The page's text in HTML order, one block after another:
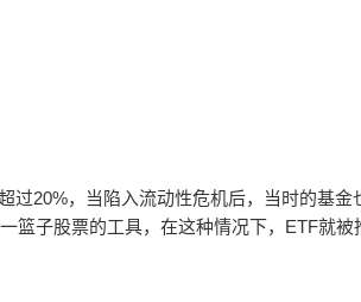
过20%，当陷入流动性危机后，当时的基金
篮子股票的工具，在这种情况下，ETF就被